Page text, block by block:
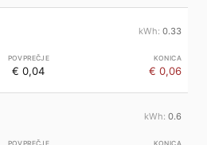
0.33
€ 0,04 € 0,06
0.6